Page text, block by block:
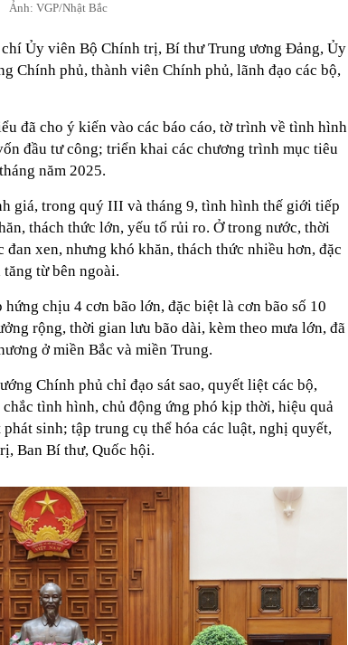
Ảnh: VGP/Nhật Bắc
Ủy viên Bộ Chính trị, Bí thư Trung ương Đảng, Ủy
Chính phủ, thành viên Chính phủ, lãnh đạo các bộ,
đã cho ý kiến vào các báo cáo, tờ trình về tình hình
đầu tư công; triển khai các chương trình mục tiêu
năm 2025.
giá, trong quý III và tháng 9, tình hình thế giới tiếp
thách thức lớn, yếu tố rủi ro. Ở trong nước, thời
xen, nhưng khó khăn, thách thức nhiều hơn, đặc
từ bên ngoài.
chịu 4 cơn bão lớn, đặc biệt là cơn bão số 10
rộng, thời gian lưu bão dài, kèm theo mưa lớn, đã
ở miền Bắc và miền Trung.
Chính phủ chỉ đạo sát sao, quyết liệt các bộ,
tình hình, chủ động ứng phó kịp thời, hiệu quả
sinh; tập trung cụ thể hóa các luật, nghị quyết,
Ban Bí thư, Quốc hội.